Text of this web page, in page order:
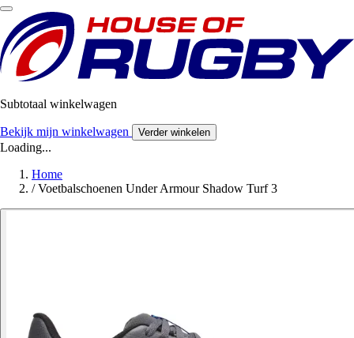
Subtotaal winkelwagen
Bekijk mijn winkelwagen Verder winkelen
Loading...
Home
/ Voetbalschoenen Under Armour Shadow Turf 3